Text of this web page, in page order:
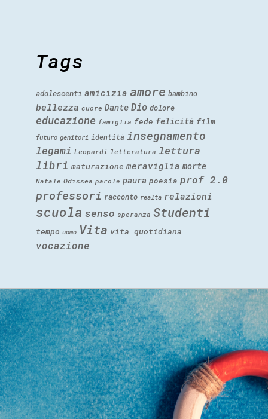
Tags
adolescenti amicizia amore bambino
bellezza cuore Dante Dio dolore
educazione famiglia fede felicità film
futuro genitori identità insegnamento
legami Leopardi letteratura lettura
libri maturazione meraviglia morte
Natale Odissea parole paura poesia prof 2.0
professori racconto realtà relazioni
scuola senso speranza Studenti
tempo uomo Vita vita quotidiana
vocazione